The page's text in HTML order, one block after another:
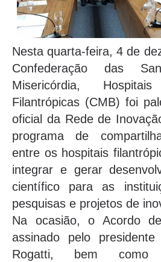
Nesta quarta-feira, 4 de
Confederação das
Misericórdia,
Filantrópicas (CMB) foi
oficial da Rede de
programa de
entre os hospitais
integrar e gerar
científico para as
pesquisas e projetos de
Na ocasião, o Acordo
assinado pelo
Rogatti, bem como